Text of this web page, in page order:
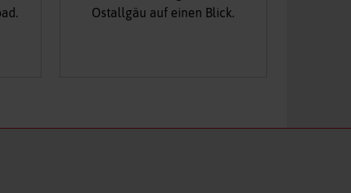
Ostallgäu auf einen Blick.